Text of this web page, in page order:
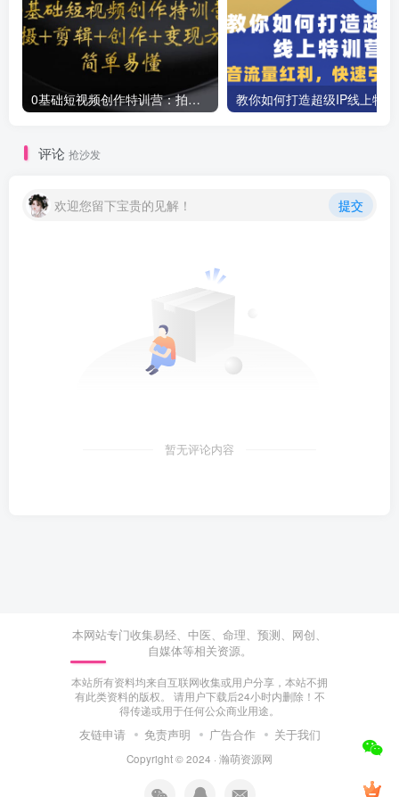
0基础短视频创作特训营：拍摄+剪辑+创作+变现方法
评论 抢沙发
欢迎您留下宝贵的见解！ 提交
暂无评论内容
本网站专门收集易经、中医、命理、预测、网创、
自媒体等相关资源。
本站所有资料均来自互联网收集或用户分享，本站不拥
有此类资料的版权。 请用户下载后24小时内删除！不
得传递或用于任何公众商业用途。
友链申请 免责声明 广告合作 关于我们
Copyright © 2024 · 瀚萌资源网